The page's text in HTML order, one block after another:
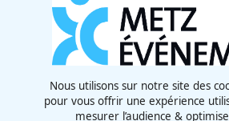
+33 3 87 55 66 00
Rue de la Grange aux Bois
57070 - Metz
France
Newsletter
Nous utilisons sur notre site des
pour vous offrir une expérience
mesurer l’audience &